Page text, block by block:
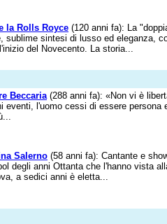
la Rolls Royce (120 anni fa): La
sublime sintesi di lusso ed eleganza,
del Novecento. La storia...
Beccaria(288 anni fa): «Non vi è
eventi, l'uomo cessi di essere persona
Salerno (58 anni fa): Cantante e
degli anni Ottanta che l'hanno vista
a sedici anni è eletta...